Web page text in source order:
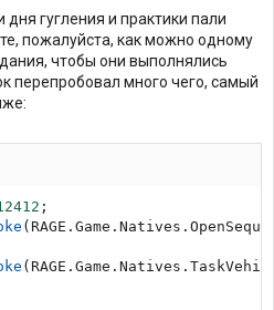
гугления и практики пали
пожалуйста, как можно одному
чтобы они выполнялись
перепробовал много чего, самый
;
( RAGE . Game . Natives .
( RAGE . Game . Natives .